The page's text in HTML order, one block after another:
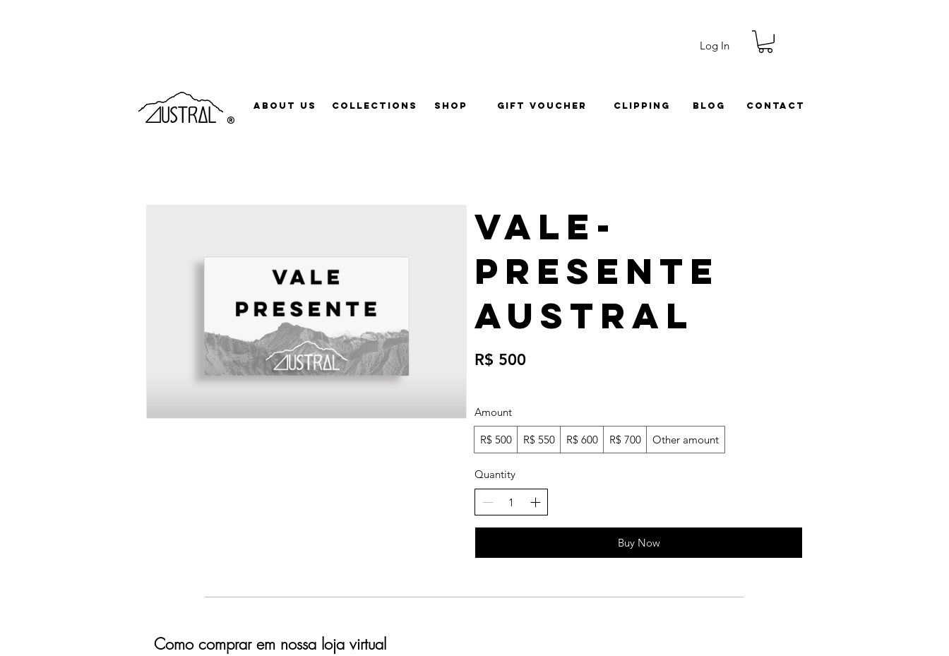
Log In
®
About Us Collections Shop Gift Voucher Clipping Blog Contact
Vale-
presente
Austral
R$ 500
Amount
R$ 500 R$ 550 R$ 600 R$ 700 Other amount
Quantity
Buy Now
Como comprar em nossa loja virtual